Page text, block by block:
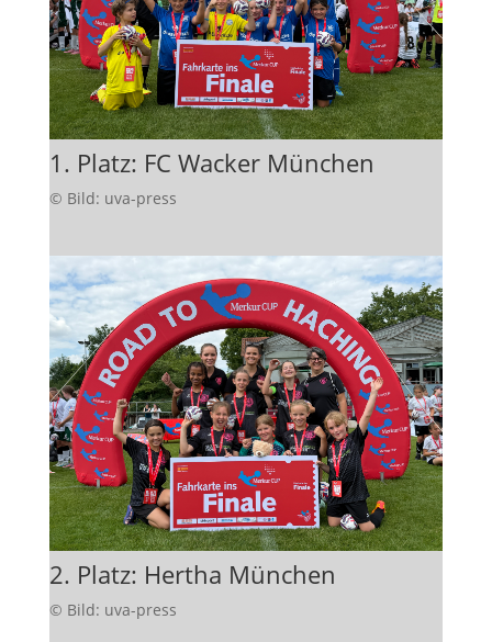
1. Platz: FC Wacker München
© Bild: uva-press
2. Platz: Hertha München
© Bild: uva-press